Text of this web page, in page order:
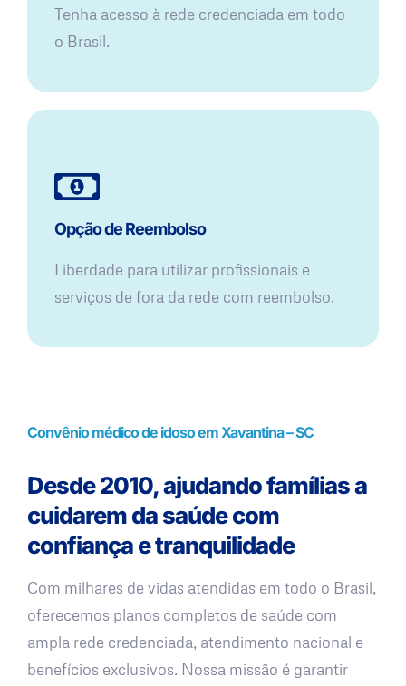
Tenha acesso à rede credenciada em todo
o Brasil.
Opção de Reembolso
Liberdade para utilizar profissionais e
serviços de fora da rede com reembolso.
Convênio médico de idoso em Xavantina – SC
Desde 2010, ajudando famílias a
cuidarem da saúde com
confiança e tranquilidade
Com milhares de vidas atendidas em todo o Brasil,
oferecemos planos completos de saúde com
ampla rede credenciada, atendimento nacional e
benefícios exclusivos. Nossa missão é garantir